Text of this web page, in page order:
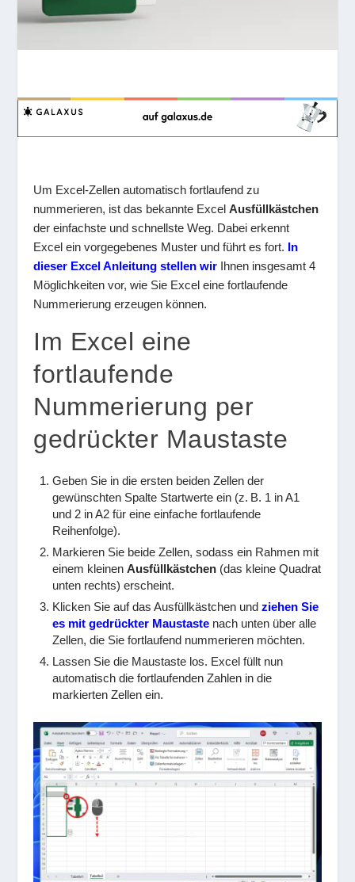
Um Excel-Zellen automatisch fortlaufend zu
nummerieren, ist das bekannte ExcelAusfüllkästchen
der einfachste und schnellste Weg. Dabei erkennt
Excel ein vorgegebenes Muster und führt es fort. In
dieser Excel Anleitung stellen wir Ihnen insgesamt 4
Möglichkeiten vor, wie Sie Excel eine fortlaufende
Nummerierung erzeugen können.
Im Excel eine
fortlaufende
Nummerierung per
gedrückter Maustaste
Geben Sie in die ersten beiden Zellen der
gewünschten Spalte Startwerte ein (z. B. 1 in A1
und 2 in A2 für eine einfache fortlaufende
Reihenfolge).
Markieren Sie beide Zellen, sodass ein Rahmen mit
einem kleinenAusfüllkästchen (das kleine Quadrat
unten rechts) erscheint.
Klicken Sie auf das Ausfüllkästchen undziehen Sie
es mit gedrückter Maustaste nach unten über alle
Zellen, die Sie fortlaufend nummerieren möchten.
Lassen Sie die Maustaste los. Excel füllt nun
automatisch die fortlaufenden Zahlen in die
markierten Zellen ein.